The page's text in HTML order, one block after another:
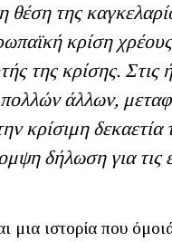
θέση της
κρίση
της κρίσης.
άλλων,
κρίσιμη
δήλωση για τις
μια ιστορία που